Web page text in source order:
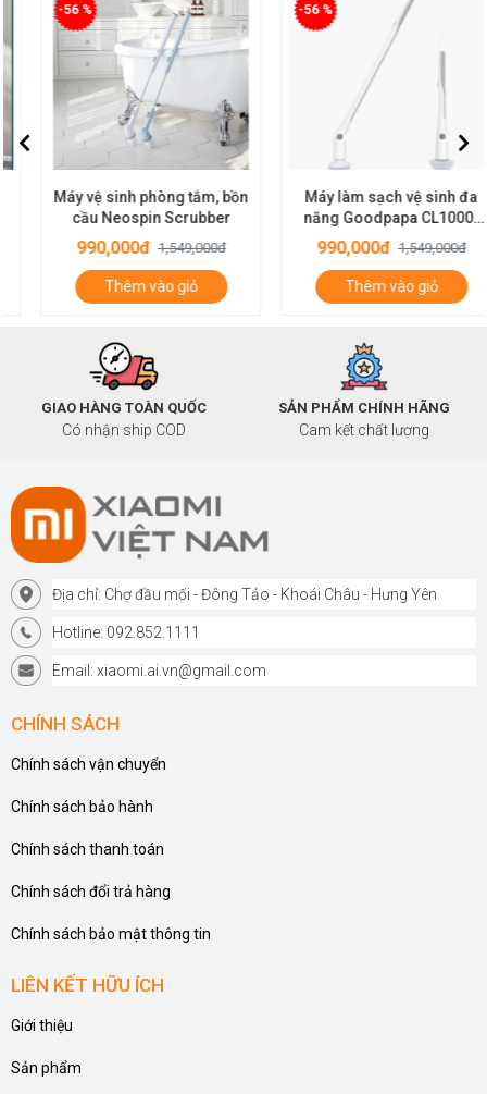
-56 %
Máy vệ sinh phòng tắm, bồn
cầu Neospin Scrubber
990,000đ 1,549,000đ
Thêm vào giỏ
-56 %
Máy làm sạch vệ sinh đa
năng Goodpapa CL1000-
M2
990,000đ 1,549,000đ
Thêm vào giỏ
GIAO HÀNG TOÀN QUỐC
Có nhận ship COD
SẢN PHẨM CHÍNH HÃNG
Cam kết chất lượng
Địa chỉ: Chợ đầu mối - Đông Tảo - Khoái Châu - Hưng Yên
Hotline: 092.852.1111
Email: xiaomi.ai.vn@gmail.com
CHÍNH SÁCH
Chính sách vận chuyển
Chính sách bảo hành
Chính sách thanh toán
Chính sách đổi trả hàng
Chính sách bảo mật thông tin
LIÊN KẾT HỮU ÍCH
Giới thiệu
Sản phẩm